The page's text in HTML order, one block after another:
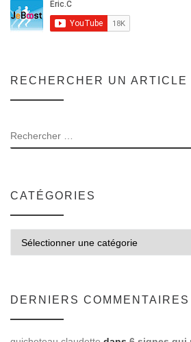
RECHERCHER UN ARTICLE
SEARCH
CATÉGORIES
DERNIERS COMMENTAIRES